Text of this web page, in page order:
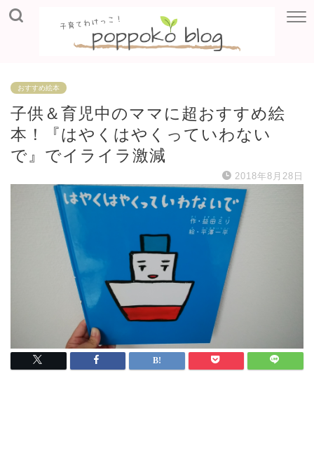
おすすめ絵本
子供＆育児中のママに超おすすめ絵
本！『はやくはやくっていわない
で』でイライラ激減
2018年8月28日